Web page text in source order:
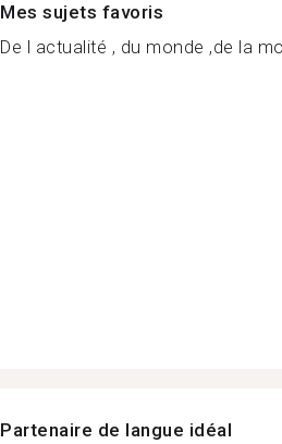
Mes sujets favoris
De l actualité , du monde ,de la
Partenaire de langue idéal